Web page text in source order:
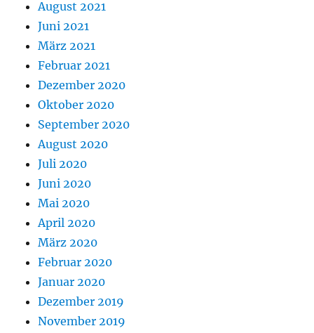
August 2021
Juni 2021
März 2021
Februar 2021
Dezember 2020
Oktober 2020
September 2020
August 2020
Juli 2020
Juni 2020
Mai 2020
April 2020
März 2020
Februar 2020
Januar 2020
Dezember 2019
November 2019